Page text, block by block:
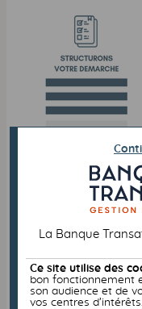
La Banque
Ce site utilise des
bon fonctionnement
son audience et de
vos centres d’intérêts.